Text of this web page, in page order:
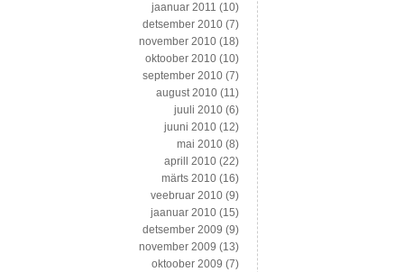
jaanuar 2011 (10)
detsember 2010 (7)
november 2010 (18)
oktoober 2010 (10)
september 2010 (7)
august 2010 (11)
juuli 2010 (6)
juuni 2010 (12)
mai 2010 (8)
aprill 2010 (22)
märts 2010 (16)
veebruar 2010 (9)
jaanuar 2010 (15)
detsember 2009 (9)
november 2009 (13)
oktoober 2009 (7)